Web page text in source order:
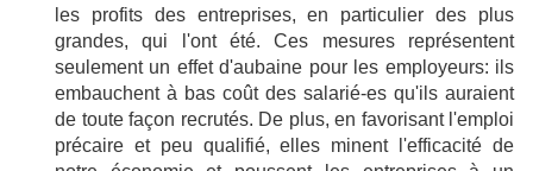
les profits des entreprises, en particulier des plus
grandes, qui l'ont été. Ces mesures représentent
seulement un effet d'aubaine pour les employeurs: ils
embauchent à bas coût des salarié-es qu'ils auraient
de toute façon recrutés. De plus, en favorisant l'emploi
précaire et peu qualifié, elles minent l'efficacité de